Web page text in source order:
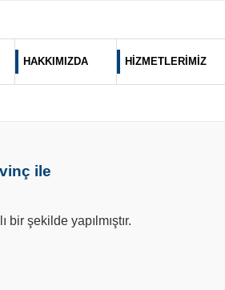
HAKKIMIZDA HİZMETLERİMİZ
ile
şekilde yapılmıştır.